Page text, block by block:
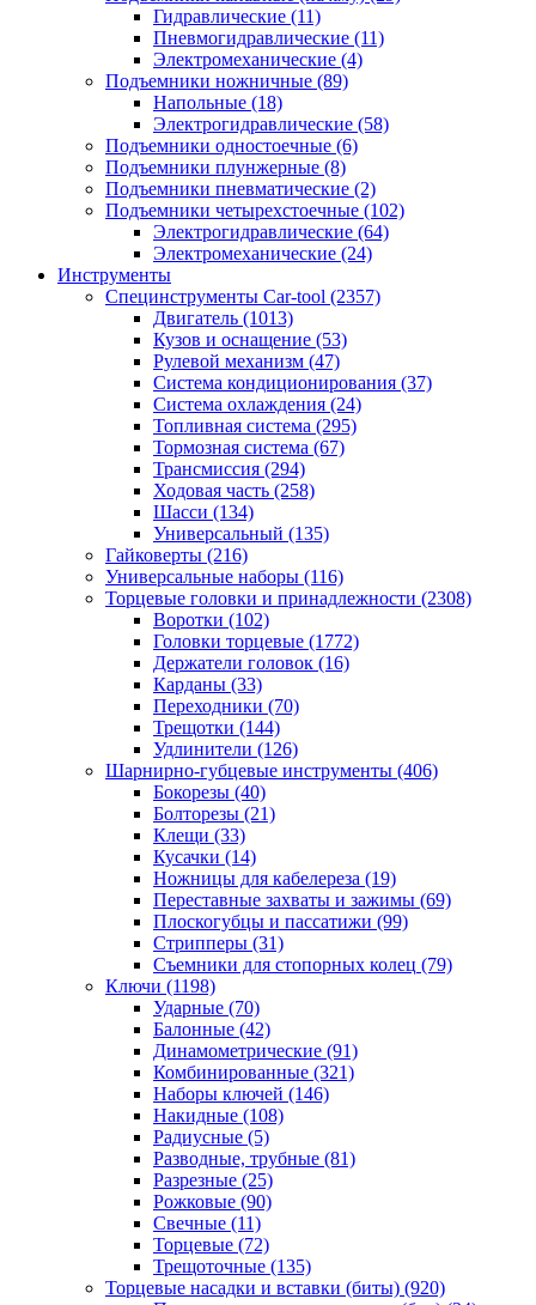
Гидравлические (11)
Пневмогидравлические (11)
Электромеханические (4)
Подъемники ножничные (89)
Напольные (18)
Электрогидравлические (58)
Подъемники одностоечные (6)
Подъемники плунжерные (8)
Подъемники пневматические (2)
Подъемники четырехстоечные (102)
Электрогидравлические (64)
Электромеханические (24)
Инструменты
Специнструменты Car-tool (2357)
Двигатель (1013)
Кузов и оснащение (53)
Рулевой механизм (47)
Система кондиционирования (37)
Система охлаждения (24)
Топливная система (295)
Тормозная система (67)
Трансмиссия (294)
Ходовая часть (258)
Шасси (134)
Универсальный (135)
Гайковерты (216)
Универсальные наборы (116)
Торцевые головки и принадлежности (2308)
Воротки (102)
Головки торцевые (1772)
Держатели головок (16)
Карданы (33)
Переходники (70)
Трещотки (144)
Удлинители (126)
Шарнирно-губцевые инструменты (406)
Бокорезы (40)
Болторезы (21)
Клещи (33)
Кусачки (14)
Ножницы для кабелереза (19)
Переставные захваты и зажимы (69)
Плоскогубцы и пассатижи (99)
Стрипперы (31)
Съемники для стопорных колец (79)
Ключи (1198)
Ударные (70)
Балонные (42)
Динамометрические (91)
Комбинированные (321)
Наборы ключей (146)
Накидные (108)
Радиусные (5)
Разводные, трубные (81)
Разрезные (25)
Рожковые (90)
Свечные (11)
Торцевые (72)
Трещоточные (135)
Торцевые насадки и вставки (биты) (920)